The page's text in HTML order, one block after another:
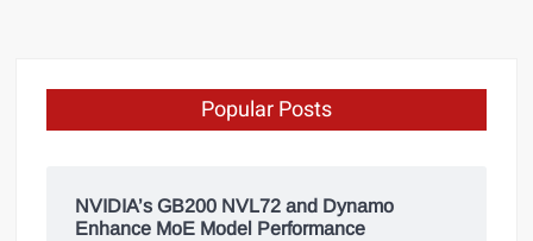
Popular Posts
NVIDIA’s GB200 NVL72 and Dynamo
Enhance MoE Model Performance